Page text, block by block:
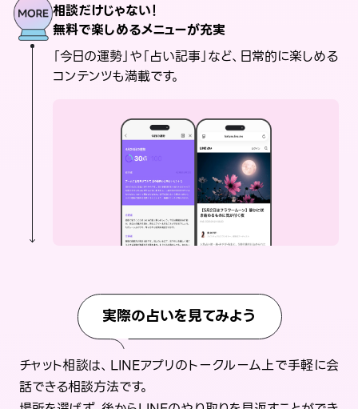
相談だけじゃない！
無料で楽しめるメニューが充実
「今日の運勢」や「占い記事」など、日常的に楽しめる
コンテンツも満載です。
実際の占いを見てみよう
チャット相談は、LINEアプリのトークルーム上で手軽に会
話できる相談方法です。